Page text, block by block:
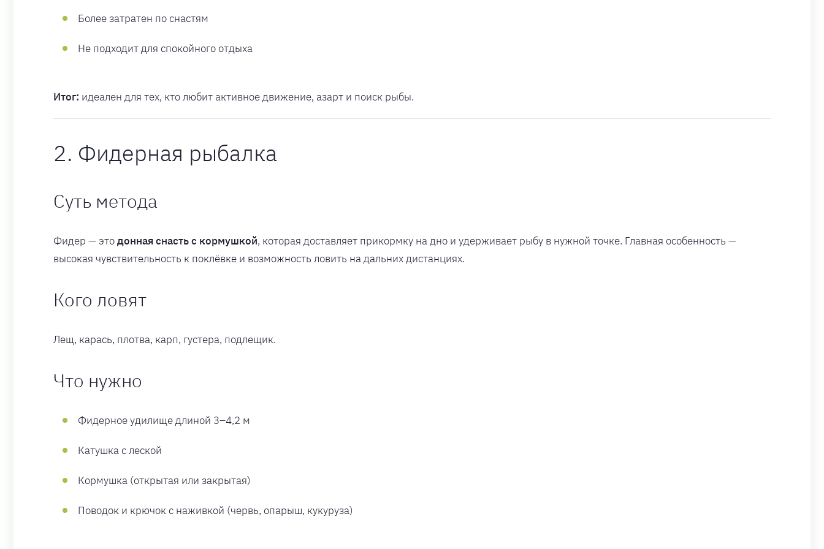
Более затратен по снастям
Не подходит для спокойного отдыха
Итог: идеален для тех, кто любит активное движение, азарт и поиск рыбы.
2. Фидерная рыбалка
Суть метода
Фидер — этодонная снасть с кормушкой, которая доставляет прикормку на дно и удерживает рыбу в нужной точке. Главная особенность —
высокая чувствительность к поклёвке и возможность ловить на дальних дистанциях.
Кого ловят
Лещ, карась, плотва, карп, густера, подлещик.
Что нужно
Фидерное удилище длиной 3–4,2 м
Катушка с леской
Кормушка (открытая или закрытая)
Поводок и крючок с наживкой (червь, опарыш, кукуруза)